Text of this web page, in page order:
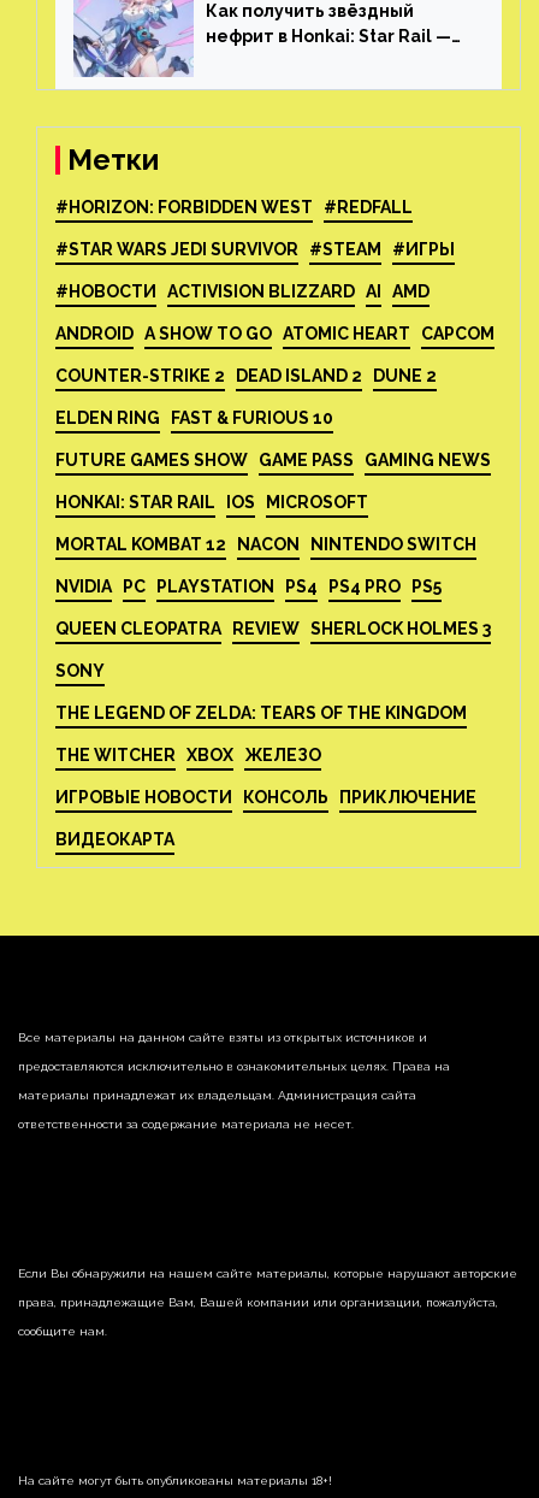
Как получить звёздный
нефрит в Honkai: Star Rail —
Метки
#HORIZON: FORBIDDEN WEST #REDFALL
#STAR WARS JEDI SURVIVOR #STEAM #ИГРЫ
#НОВОСТИ ACTIVISION BLIZZARD AI AMD
ANDROID A SHOW TO GO ATOMIC HEART CAPCOM
COUNTER-STRIKE 2 DEAD ISLAND 2 DUNE 2
ELDEN RING FAST & FURIOUS 10
FUTURE GAMES SHOW GAME PASS GAMING NEWS
HONKAI: STAR RAIL IOS MICROSOFT
MORTAL KOMBAT 12 NACON NINTENDO SWITCH
NVIDIA PC PLAYSTATION PS4 PS4 PRO PS5
QUEEN CLEOPATRA REVIEW SHERLOCK HOLMES 3
SONY
THE LEGEND OF ZELDA: TEARS OF THE KINGDOM
THE WITCHER XBOX ЖЕЛЕЗО
ИГРОВЫЕ НОВОСТИ КОНСОЛЬ ПРИКЛЮЧЕНИЕ
ВИДЕОКАРТА
Все материалы на данном сайте взяты из открытых источников и
предоставляются исключительно в ознакомительных целях. Права на
материалы принадлежат их владельцам. Администрация сайта
ответственности за содержание материала не несет.
Если Вы обнаружили на нашем сайте материалы, которые нарушают авторские
права, принадлежащие Вам, Вашей компании или организации, пожалуйста,
сообщите нам.
На сайте могут быть опубликованы материалы 18+!